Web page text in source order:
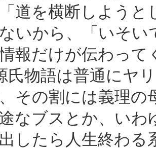
道を横断しよう
いから、「いそ
報だけが伝わって
氏物語は普通にヤ
その割には義理
なブスとか、いわ
したら人生終わる